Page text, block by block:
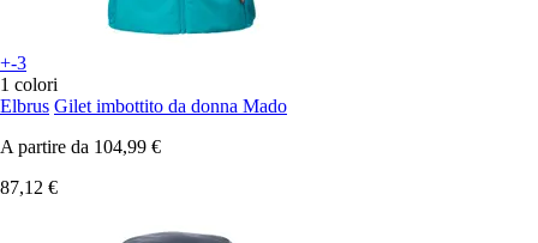
+-3
1 colori
Elbrus Gilet imbottito da donna Mado
A partire da 104,99 €
87,12 €